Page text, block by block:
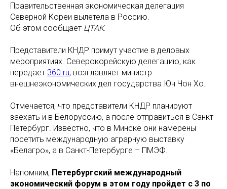
Правительственная экономическая делегация
Северной Кореи вылетела в Россию.
Об этом сообщает ЦТАК.
Представители КНДР примут участие в деловых
мероприятиях. Северокорейскую делегацию, как
передает 360.ru, возглавляет министр
внешнеэкономических дел государства Юн Чон Хо.
Отмечается, что представители КНДР планируют
заехать и в Белоруссию, а после отправиться в Санкт-
Петербург. Известно, что в Минске они намерены
посетить международную аграрную выставку
«Белагро», а в Санкт-Петербурге – ПМЭФ.
Напомним, Петербургский международный
экономический форум в этом году пройдет с 3 по